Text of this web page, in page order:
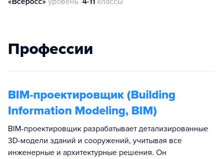
Профессии
BIM-проектировщик (Building
Information Modeling, BIM)
BIM-проектировщик разрабатывает детализированные
3D-модели зданий и сооружений, учитывая все
инженерные и архитектурные решения. Он